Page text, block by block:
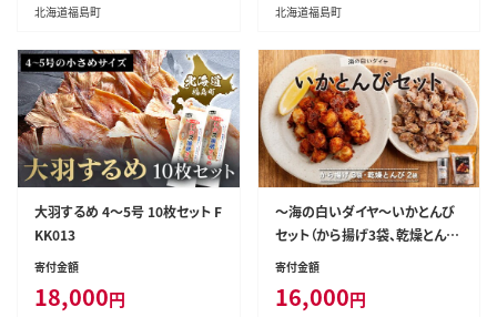
北海道福島町 北海道福島町
大羽するめ 4～5号 10枚セット F
KK013
寄付金額
18,000円
～海の白いダイヤ～いかとんび
セット（から揚げ3袋、乾燥とんび
2袋） FKI013
寄付金額
16,000円